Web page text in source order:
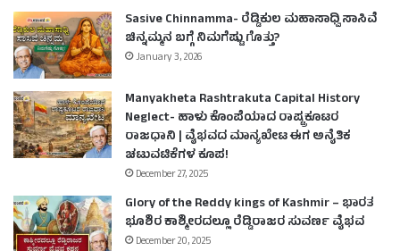
Sasive Chinnamma- ರೆಡ್ಡಿಕುಲ ಮಹಾಸಾಧ್ವಿ ಸಾಸಿವೆ
ಚಿನ್ನಮ್ಮನ ಬಗ್ಗೆ ನಿಮಗೆಷ್ಟು ಗೊತ್ತು?
January 3, 2026
Manyakheta Rashtrakuta Capital History
Neglect- ಹಾಳು ಕೊಂಪೆಯಾದ ರಾಷ್ಟ್ರಕೂಟರ
ರಾಜಧಾನಿ | ವೈಭವದ ಮಾನ್ಯಖೇಟ ಈಗ ಅನೈತಿಕ
ಚಟುವಟಿಕೆಗಳ ಕೂಪ!
December 27, 2025
Glory of the Reddy kings of Kashmir – ಭಾರತ
ಭೂಶಿರ ಕಾಶ್ಮೀರದಲ್ಲೂ ರೆಡ್ಡಿರಾಜರ ಸುವರ್ಣ ವೈಭವ
December 20, 2025